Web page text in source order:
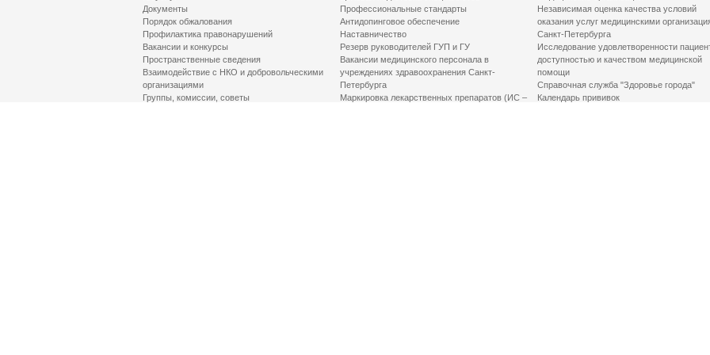
Документы
Порядок обжалования
Профилактика правонарушений
Вакансии и конкурсы
Пространственные сведения
Взаимодействие с НКО и добровольческими
организациями
Группы, комиссии, советы
Профессиональные стандарты
Антидопинговое обеспечение
Наставничество
Резерв руководителей ГУП и ГУ
Вакансии медицинского персонала в
учреждениях здравоохранения Санкт-
Петербурга
Маркировка лекарственных препаратов (ИС –
Независимая оценка качества условий
оказания услуг медицинскими
Санкт-Петербурга
Исследование удовлетворенности
доступностью и качеством медицинской
помощи
Справочная служба "Здоровье города"
Календарь прививок